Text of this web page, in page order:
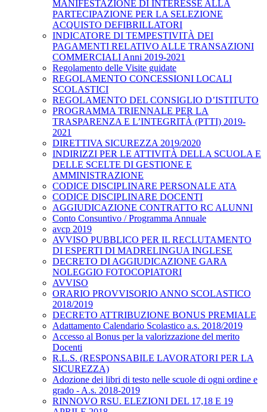
MANIFESTAZIONE DI INTERESSE ALLA
PARTECIPAZIONE PER LA SELEZIONE
ACQUISTO DEFIBRILLATORI
INDICATORE DI TEMPESTIVITÀ DEI
PAGAMENTI RELATIVO ALLE TRANSAZIONI
COMMERCIALI Anni 2019-2021
Regolamento delle Visite guidate
REGOLAMENTO CONCESSIONI LOCALI
SCOLASTICI
REGOLAMENTO DEL CONSIGLIO D’ISTITUTO
PROGRAMMA TRIENNALE PER LA
TRASPARENZA E L’INTEGRITÀ (PTTI) 2019-
2021
DIRETTIVA SICUREZZA 2019/2020
INDIRIZZI PER LE ATTIVITÀ DELLA SCUOLA E
DELLE SCELTE DI GESTIONE E
AMMINISTRAZIONE
CODICE DISCIPLINARE PERSONALE ATA
CODICE DISCIPLINARE DOCENTI
AGGIUDICAZIONE CONTRATTO RC ALUNNI
Conto Consuntivo / Programma Annuale
avcp 2019
AVVISO PUBBLICO PER IL RECLUTAMENTO
DI ESPERTI DI MADRELINGUA INGLESE
DECRETO DI AGGIUDICAZIONE GARA
NOLEGGIO FOTOCOPIATORI
AVVISO
ORARIO PROVVISORIO ANNO SCOLASTICO
2018/2019
DECRETO ATTRIBUZIONE BONUS PREMIALE
Adattamento Calendario Scolastico a.s. 2018/2019
Accesso al Bonus per la valorizzazione del merito
Docenti
R.L.S. (RESPONSABILE LAVORATORI PER LA
SICUREZZA)
Adozione dei libri di testo nelle scuole di ogni ordine e
grado - A.s. 2018-2019
RINNOVO RSU. ELEZIONI DEL 17,18 E 19